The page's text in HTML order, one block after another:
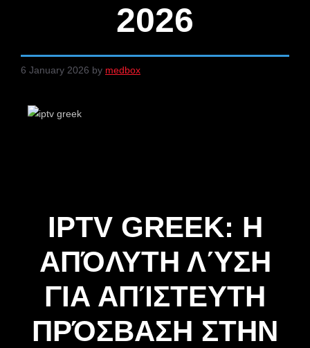
2026
6 January 2026 by medbox
IPTV GREEK: Η
ΑΠΌΛΥΤΗ ΛΎΣΗ
ΓΙΑ ΑΠΊΣΤΕΥΤΗ
ΠΡΌΣΒΑΣΗ ΣΤΗΝ